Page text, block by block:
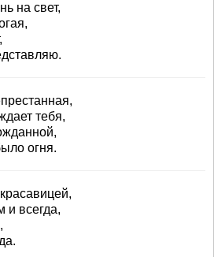
на свет,
тебя,
огня.
и всегда,